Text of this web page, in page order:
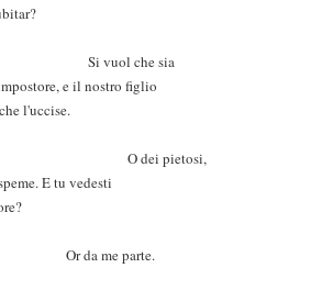
che sia
e il nostro figlio
l'uccise.
pietosi,
E tu vedesti
me parte.